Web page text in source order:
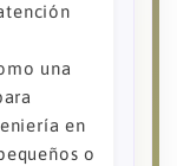
una
en
o